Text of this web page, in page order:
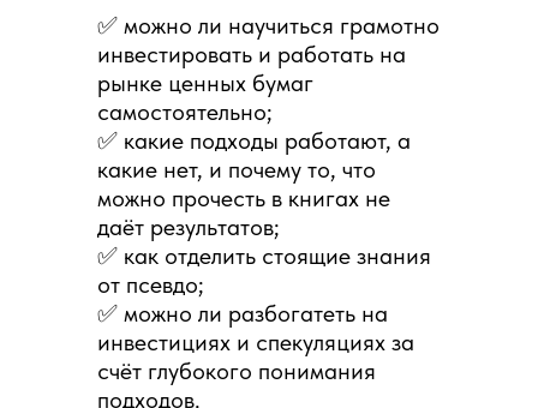
✅ можно ли научиться грамотно
инвестировать и работать на
рынке ценных бумаг
самостоятельно;
✅ какие подходы работают, а
какие нет, и почему то, что
можно прочесть в книгах не
даёт результатов;
✅ как отделить стоящие знания
от псевдо;
✅ можно ли разбогатеть на
инвестициях и спекуляциях за
счёт глубокого понимания
подходов.
На встрече вы узнаете
ВСЁ о программе
«Финансовые и фондовые
рынки»:
Вы сможете задать интересующие вас
вопросы непосредственно
преподавателям дисциплин. Вопросы